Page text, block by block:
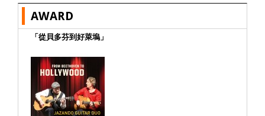
AWARD
「從貝多芬到好萊塢」